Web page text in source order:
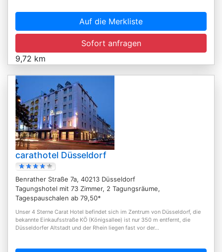
Auf die Merkliste
Sofort anfragen
9,72 km
carathotel Düsseldorf
Benrather Straße 7a, 40213 Düsseldorf
Tagungshotel mit 73 Zimmer, 2 Tagungsräume,
Tagespauschalen ab 79,50*
Unser 4 Sterne Carat Hotel befindet sich im Zentrum von Düsseldorf, die
bekannte Einkaufsstraße KÖ (Königsallee) ist nur 350 m entfernt, die
Düsseldorfer Altstadt und der Rhein liegen fast vor der...